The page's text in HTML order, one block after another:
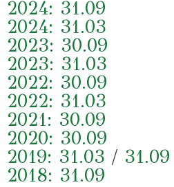
2024: 31.09
2024: 31.03
2023: 30.09
2023: 31.03
2022: 30.09
2022: 31.03
2021: 30.09
2020: 30.09
2019: 31.03 / 31.09
2018: 31.09